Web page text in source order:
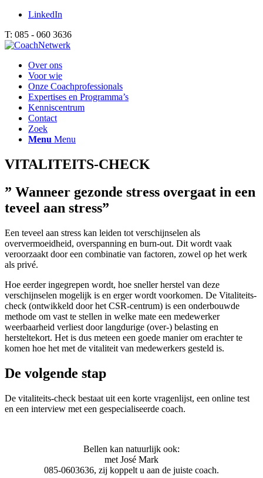
LinkedIn
T: 085 - 060 3636
Over ons
Voor wie
Onze Coachprofessionals
Expertises en Programma’s
Kenniscentrum
Contact
Zoek
Menu Menu
VITALITEITS-CHECK
” Wanneer gezonde stress overgaat in een
teveel aan stress”
Een teveel aan stress kan leiden tot verschijnselen als
oververmoeidheid, overspanning en burn-out. Dit wordt vaak
veroorzaakt door een combinatie van factoren, zowel op het werk
als privé.
Hoe eerder ingegrepen wordt, hoe sneller herstel van deze
verschijnselen mogelijk is en erger wordt voorkomen. De Vitaliteits-
check (ontwikkeld door het CSR-centrum) is een onderbouwde
methode om vast te stellen in welke mate een medewerker
weerbaarheid verliest door langdurige (over-) belasting en
hersteltekort. Het is dus meteen een goede manier om erachter te
komen hoe het met de vitaliteit van medewerkers gesteld is.
De volgende stap
De vitaliteits-check bestaat uit een korte vragenlijst, een online test
en een interview met een gespecialiseerde coach.
Bellen kan natuurlijk ook:
met José Mark
085-0603636, zij koppelt u aan de juiste coach.